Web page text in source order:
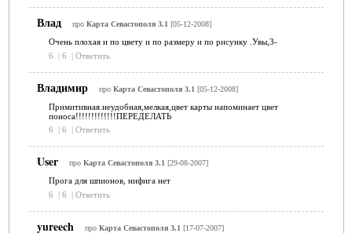
Влад про Карта Севастополя 3.1 [05-12-2008]
Очень плохая и по цвету и по размеру и по рисунку .Увы,3-
6
| 6 | Ответить
Владимир про Карта Севастополя 3.1 [05-12-2008]
Примитивная.неудобная,мелкая,цвет карты напоминает цвет
поноса!!!!!!!!!!!!!ПЕРЕДЕЛАТЬ
6
| 6 | Ответить
User про Карта Севастополя 3.1 [29-08-2007]
Прога для шпионов, нифига нет
6
| 6 | Ответить
yureech про Карта Севастополя 3.1 [17-07-2007]